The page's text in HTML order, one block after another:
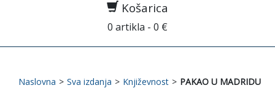
Košarica
0 artikla - 0 €
Naslovna > Sva izdanja > Književnost > PAKAO U MADRIDU